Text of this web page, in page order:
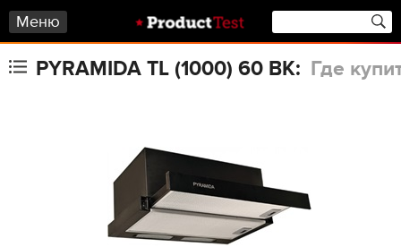
Меню
PYRAMIDA TL (1000) 60 BK: Где